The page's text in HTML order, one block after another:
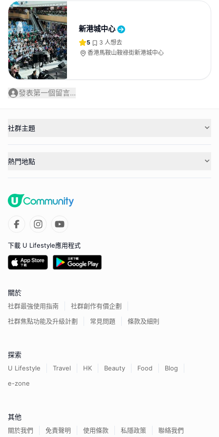
新港城中心
5 3 人想去
香港馬鞍山鞍祿街新港城中心
發表第一個留言...
社群主題
熱門地點
下載 U Lifestyle應用程式
關於
社群最強使用指南
社群創作有價企劃
社群焦點功能及升級計劃
常見問題 條款及細則
探索
U Lifestyle Travel HK Beauty Food
Blog
e-zone
其他
關於我們 免責聲明 使用條款 私隱政策 聯絡我們